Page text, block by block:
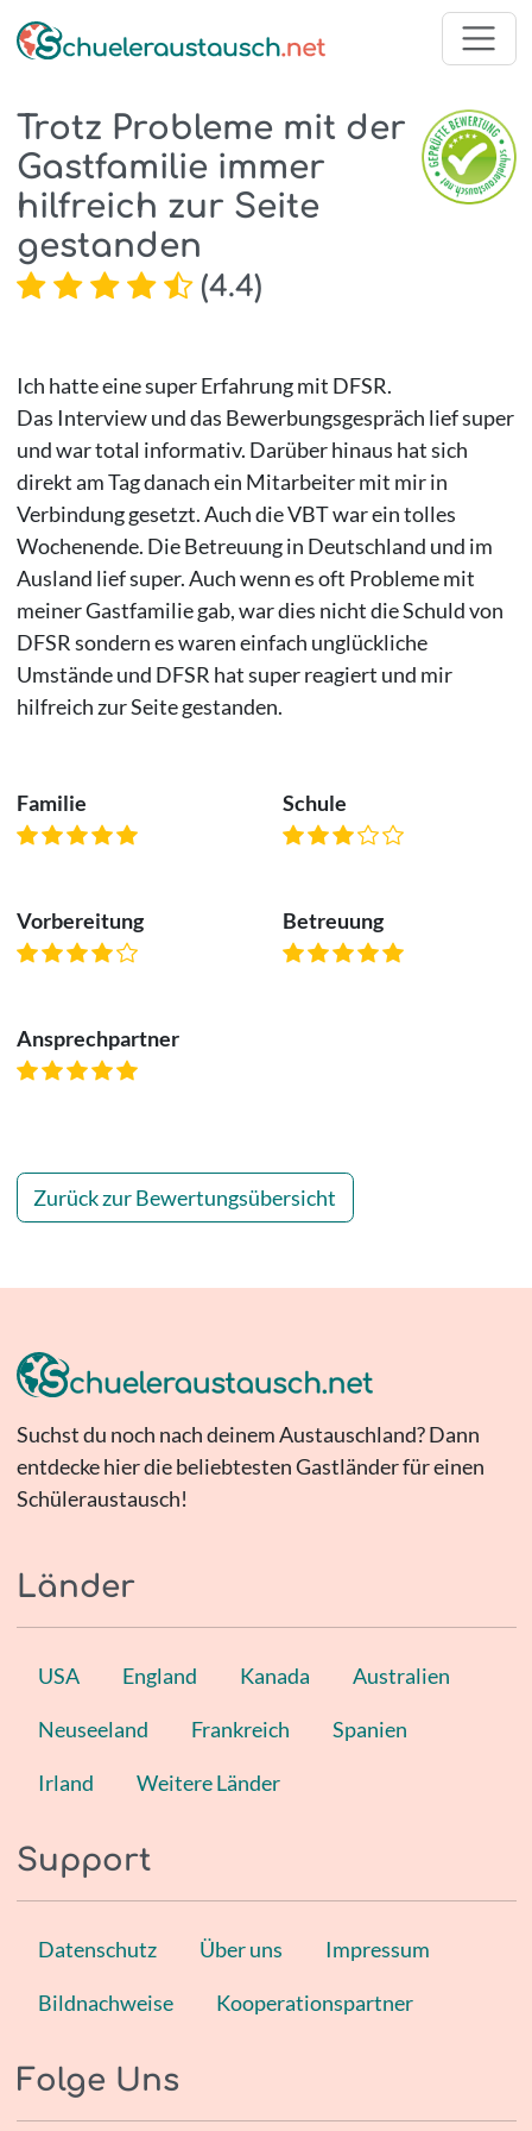
Trotz Probleme mit der
Gastfamilie immer
hilfreich zur Seite
gestanden
(4.4)
Ich hatte eine super Erfahrung mit DFSR.
Das Interview und das Bewerbungsgespräch lief super
und war total informativ. Darüber hinaus hat sich
direkt am Tag danach ein Mitarbeiter mit mir in
Verbindung gesetzt. Auch die VBT war ein tolles
Wochenende. Die Betreuung in Deutschland und im
Ausland lief super. Auch wenn es oft Probleme mit
meiner Gastfamilie gab, war dies nicht die Schuld von
DFSR sondern es waren einfach unglückliche
Umstände und DFSR hat super reagiert und mir
hilfreich zur Seite gestanden.
Familie Schule
Vorbereitung Betreuung
Ansprechpartner
Zurück zur Bewertungsübersicht
Suchst du noch nach deinem Austauschland? Dann
entdecke hier die beliebtesten Gastländer für einen
Schüleraustausch!
Länder
USA England Kanada Australien
Neuseeland Frankreich Spanien
Irland Weitere Länder
Support
Datenschutz Über uns Impressum
Bildnachweise Kooperationspartner
Folge Uns